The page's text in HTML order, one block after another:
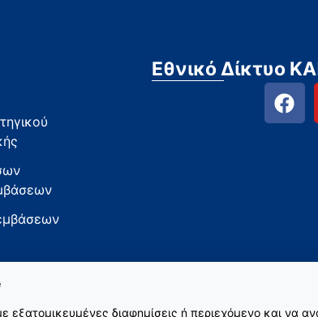
Εθνικό Δίκτυο
διαφημίσεις ή περιεχόμενο και να